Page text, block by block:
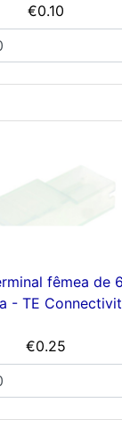
€0.10
fêmea de
- TE
€0.25